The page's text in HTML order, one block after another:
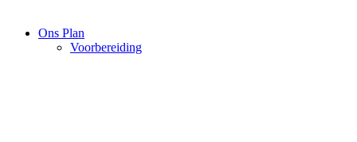
Ons Plan
Voorbereiding